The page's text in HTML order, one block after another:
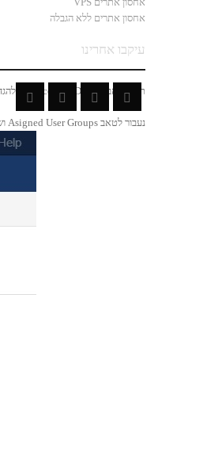
תחת טאב Account Details נוכל להגדיר סיסמא, כתובת דוא"ל, הרשאה עבור המשתמש לקבל אימיילים מהאתר וכן, אפשרות לחסום את המשתמש.
נעבור לטאב Asigned User Groups ושם נוכל להגדיר את ההרשאות עבור המשתמש:
אחסון אתרים ללא הגבלה
עיקבו אחרינו